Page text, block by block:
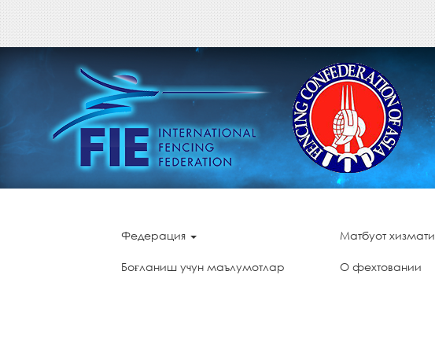
Федерация Матбуот хизмати
Боғланиш учун маълумотлар О фехтовании